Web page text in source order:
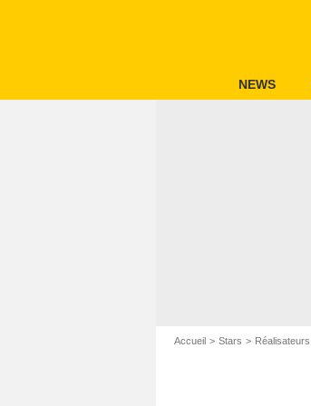
NEWS
Accueil Stars Réalisateurs